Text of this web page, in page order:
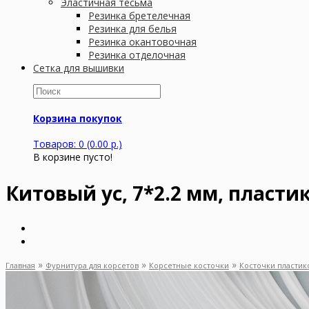
Резинка бретелечная
Резинка для белья
Резинка окантовочная
Резинка отделочная
Сетка для вышивки
Корзина покупок
Товаров: 0 (0.00 р.)
В корзине пусто!
Китовый ус, 7*2.2 мм,
Главная » Фурнитура для корсетов » Корсетные косточки » Косточки